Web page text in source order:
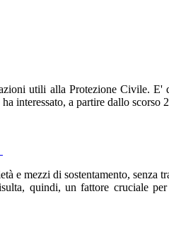
utili alla Protezione Civile.
interessato, a partire dallo
mezzi di sostentamento, senza
quindi, un fattore cruciale